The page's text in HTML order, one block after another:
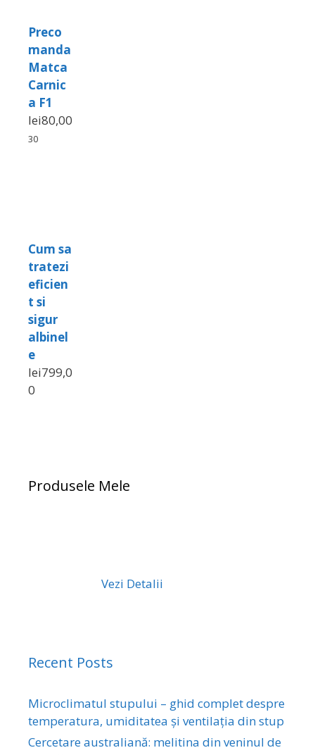
Preco
manda
Matca
Carnic
a F1
lei80,00
30
Cum sa
tratezi
eficien
t si
sigur
albinel
e
lei799,0
0
Produsele Mele
Vezi Detalii
Recent Posts
Microclimatul stupului – ghid complet despre
temperatura, umiditatea și ventilația din stup
Cercetare australiană: melitina din veninul de